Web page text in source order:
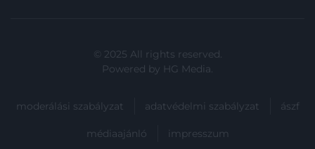
© 2025 All rights reserved.
Powered by HG Media.
moderálási szabályzat adatvédelmi szabályzat ászf
médiaajánló impresszum